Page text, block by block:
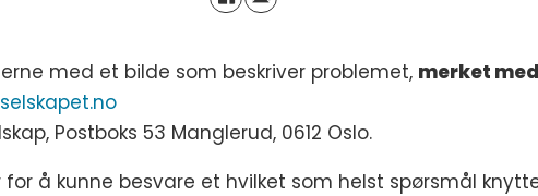
med et bilde som beskriver problemet, merket
Postboks 53 Manglerud, 0612 Oslo.
å kunne besvare et hvilket som helst spørsmål